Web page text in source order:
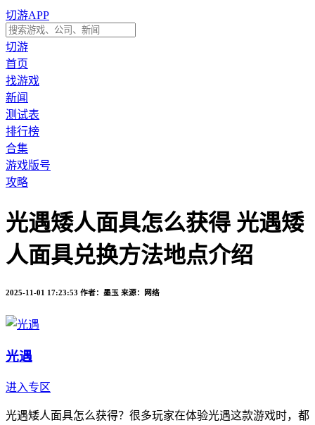
切游APP
切游
首页
找游戏
新闻
测试表
排行榜
合集
游戏版号
攻略
光遇矮人面具怎么获得 光遇矮
人面具兑换方法地点介绍
2025-11-01 17:23:53 作者：墨玉 来源：网络
光遇
进入专区
光遇矮人面具怎么获得？很多玩家在体验光遇这款游戏时，都